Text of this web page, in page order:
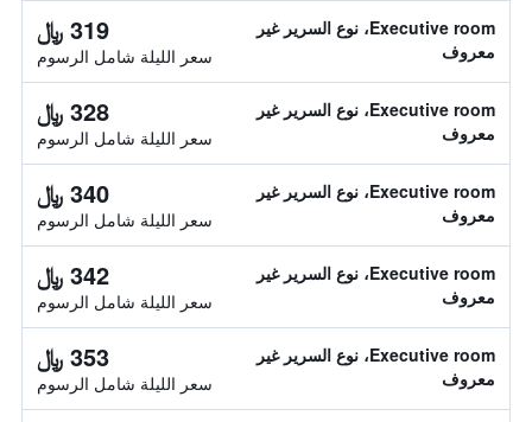
Executive room، نوع السرير غير
معروف
319 ﷼
سعر الليلة شامل الرسوم
Executive room، نوع السرير غير
معروف
328 ﷼
سعر الليلة شامل الرسوم
Executive room، نوع السرير غير
معروف
340 ﷼
سعر الليلة شامل الرسوم
Executive room، نوع السرير غير
معروف
342 ﷼
سعر الليلة شامل الرسوم
Executive room، نوع السرير غير
معروف
353 ﷼
سعر الليلة شامل الرسوم